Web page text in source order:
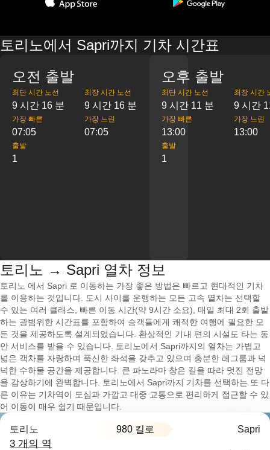
토리노에서 Sapri까지 기차 시간표
오전 출발
최단 시간 노선
9 시간 16 분
최장 시간 노선
9 시간 16 분
가장 빠른
07:05
가장 느린
07:05
출발
1
오후 출발
최단 시간 노선
9 시간 11 분
최장 시간
9 시간
가장 빠른
13:00
가장 느린
13:00
출발
1
토리노 → Sapri 열차 정보
토리노 에서 Sapri 로 이동하는 가장 좋은 방법은 빠르고 현대적인 기차
를 이용하는 것입니다. 도시 사이를 운행하는 모든 고속 열차는 선택할
수 있는 여러 클래스, 빠른 이동 시간(약 9시간 소요), 매일 최대 2회 출발
하는 광범위한 시간표를 포함하여 승객들에게 쾌적한 여행에 필요한 모
든 것을 제공하도록 설계되었습니다. 환상적인 기내 편의 시설도 타는 동
안 서비스를 받을 수 있습니다. 토리노에서 Sapri까지의 열차는 가볍고
넓은 객차를 자랑하며 푹신한 좌석을 갖추고 있으며 충분한 레그룸과 넉
넉한 수하물 공간을 제공합니다. 큰 파노라마 창은 길을 따라 멋진 전망
을 감상하기에 완벽합니다. 토리노에서 Sapri까지 기차를 선택하는 또 다
른 이유는 기차역이 도심과 가깝고 대중 교통으로 편리하게 접근할 수 있
어 이동이 매우 쉽기 때문입니다.
토리노 980 킬로 Sapri
3 개의 역